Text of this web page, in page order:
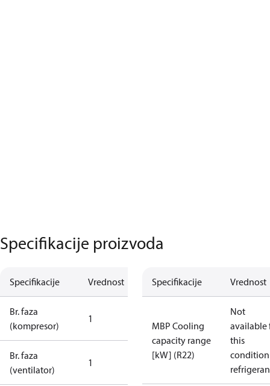
Specifikacije proizvoda
Specifikacije Vrednost
Br. faza
(kompresor)
1
Br. faza
(ventilator)
1
Specifikacije Vrednost
MBP Cooling
capacity range
[kW] (R22)
Not
available
this